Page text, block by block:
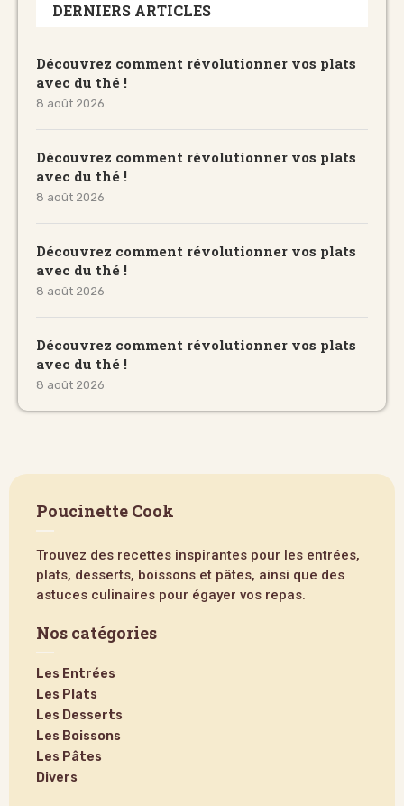
DERNIERS ARTICLES
Découvrez comment révolutionner vos plats
avec du thé !
8 août 2026
Découvrez comment révolutionner vos plats
avec du thé !
8 août 2026
Découvrez comment révolutionner vos plats
avec du thé !
8 août 2026
Découvrez comment révolutionner vos plats
avec du thé !
8 août 2026
Poucinette Cook
Trouvez des recettes inspirantes pour les entrées,
plats, desserts, boissons et pâtes, ainsi que des
astuces culinaires pour égayer vos repas.
Nos catégories
Les Entrées
Les Plats
Les Desserts
Les Boissons
Les Pâtes
Divers